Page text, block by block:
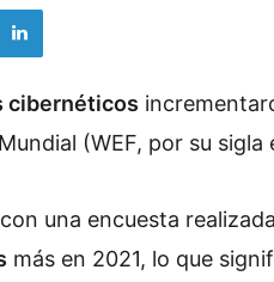
cibernéticos
(WEF, por su sigla
una encuesta
más en 2021, lo que